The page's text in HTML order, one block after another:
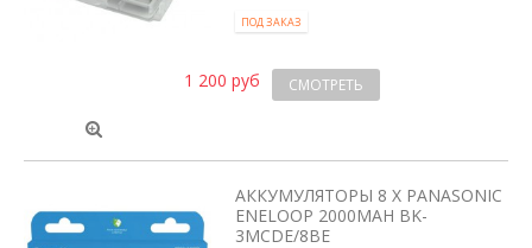
ПОД ЗАКАЗ
1 200 руб СМОТРЕТЬ
АККУМУЛЯТОРЫ 8 X PANASONIC
ENELOOP 2000MAH BK-
3MCDE/8BE